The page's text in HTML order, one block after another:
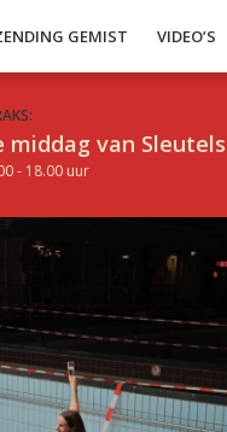
GEMIST VIDEO’S
middag van
- 18.00 uur